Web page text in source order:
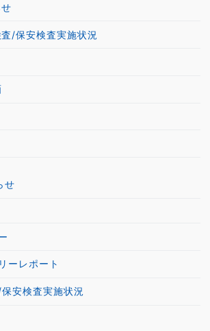
/保安検査実施状況
せ
ーレポート
安検査実施状況